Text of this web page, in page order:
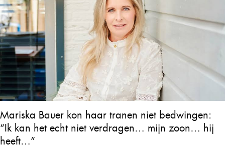
Mariska Bauer kon haar tranen niet bedwingen:
“Ik kan het echt niet verdragen… mijn zoon… hij
heeft…”